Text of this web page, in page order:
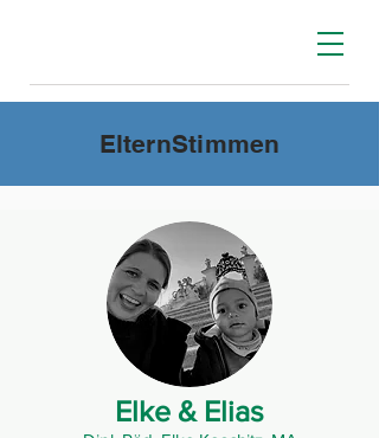
ElternStimmen
Elke & Elias